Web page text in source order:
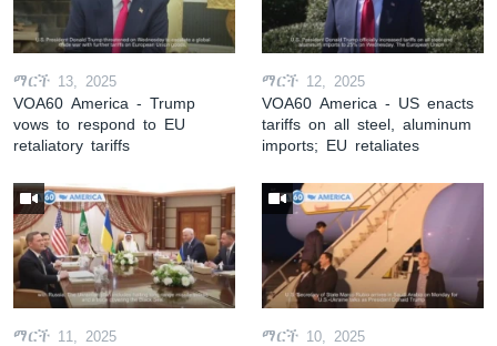
ማርች 13, 2025
VOA60 America - Trump
vows to respond to EU
retaliatory tariffs
ማርች 12, 2025
VOA60 America - US enacts
tariffs on all steel, aluminum
imports; EU retaliates
ማርች 11, 2025 ማርች 10, 2025